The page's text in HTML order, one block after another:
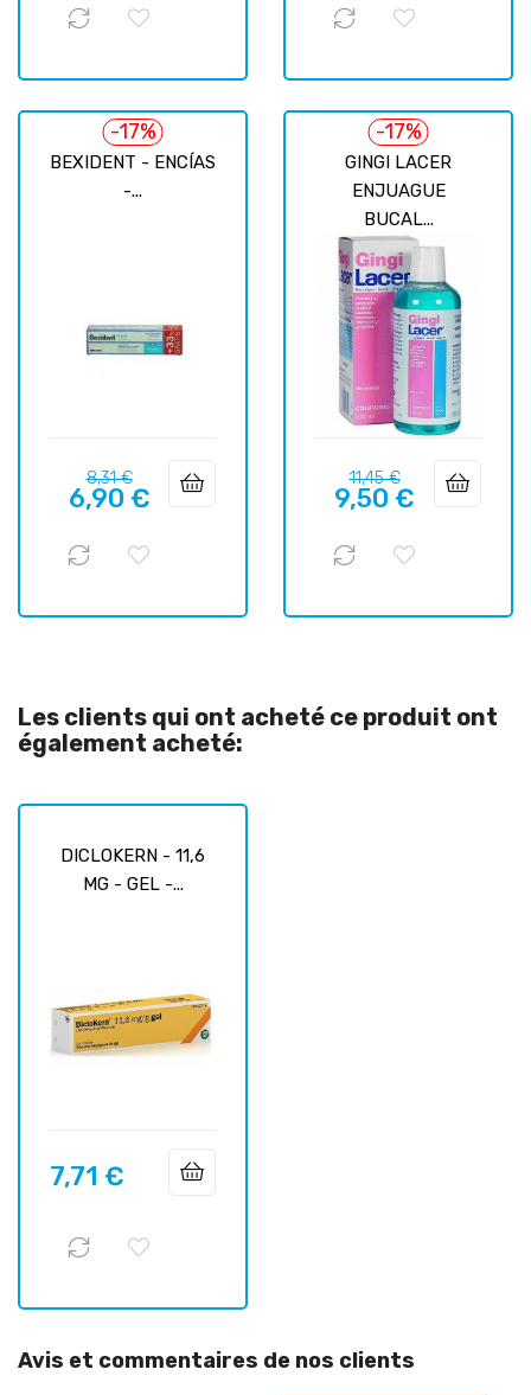
BEXIDENT - ENCÍAS
-...
-17%
Prix
habituel
8,31 €Prix
6,90 €
GINGI LACER
ENJUAGUE
BUCAL...
-17%
Prix
habituel
11,45 €Prix
9,50 €
Les clients qui ont acheté ce produit ont
également acheté:
DICLOKERN - 11,6
MG - GEL -...
Prix
7,71 €
Avis et commentaires de nos clients